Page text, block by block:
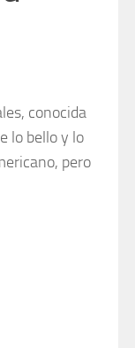
conocida
lo bello y lo
pero